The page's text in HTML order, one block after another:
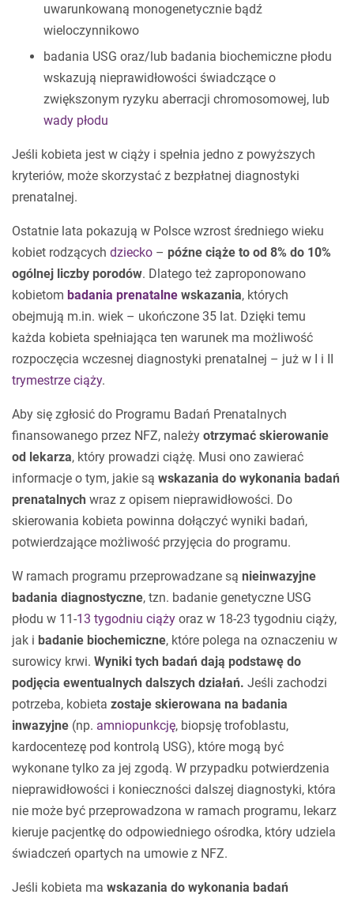
uwarunkowaną monogenetycznie bądź
wieloczynnikowo
badania USG oraz/lub badania biochemiczne płodu
wskazują nieprawidłowości świadczące o
zwiększonym ryzyku aberracji chromosomowej, lub
wady płodu
Jeśli kobieta jest w ciąży i spełnia jedno z powyższych
kryteriów, może skorzystać z bezpłatnej diagnostyki
prenatalnej.
Ostatnie lata pokazują w Polsce wzrost średniego wieku
kobiet rodzących dziecko – późne ciąże to od 8% do 10%
ogólnej liczby porodów. Dlatego też zaproponowano
kobietom badania prenatalne wskazania, których
obejmują m.in. wiek – ukończone 35 lat. Dzięki temu
każda kobieta spełniająca ten warunek ma możliwość
rozpoczęcia wczesnej diagnostyki prenatalnej – już w I i II
trymestrze ciąży.
Aby się zgłosić do Programu Badań Prenatalnych
finansowanego przez NFZ, należy otrzymać skierowanie
od lekarza, który prowadzi ciążę. Musi ono zawierać
informacje o tym, jakie są wskazania do wykonania badań
prenatalnych wraz z opisem nieprawidłowości. Do
skierowania kobieta powinna dołączyć wyniki badań,
potwierdzające możliwość przyjęcia do programu.
W ramach programu przeprowadzane są nieinwazyjne
badania diagnostyczne, tzn. badanie genetyczne USG
płodu w 11-13 tygodniu ciąży oraz w 18-23 tygodniu ciąży,
jak i badanie biochemiczne, które polega na oznaczeniu w
surowicy krwi. Wyniki tych badań dają podstawę do
podjęcia ewentualnych dalszych działań. Jeśli zachodzi
potrzeba, kobieta zostaje skierowana na badania
inwazyjne (np. amniopunkcję, biopsję trofoblastu,
kardocentezę pod kontrolą USG), które mogą być
wykonane tylko za jej zgodą. W przypadku potwierdzenia
nieprawidłowości i konieczności dalszej diagnostyki, która
nie może być przeprowadzona w ramach programu, lekarz
kieruje pacjentkę do odpowiedniego ośrodka, który udziela
świadczeń opartych na umowie z NFZ.
Jeśli kobieta ma wskazania do wykonania badań